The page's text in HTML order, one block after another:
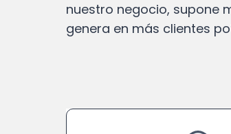
nuestro negocio, supone
genera en más clientes